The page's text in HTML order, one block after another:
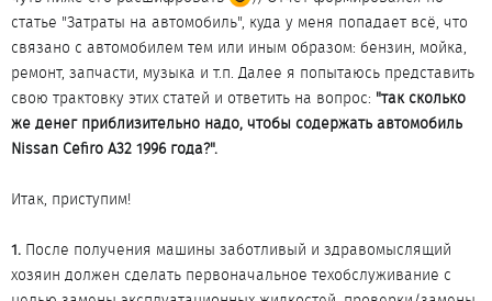
статье "Затраты на автомобиль", куда у меня попадает всё, что
связано с автомобилем тем или иным образом: бензин, мойка,
ремонт, запчасти, музыка и т.п. Далее я попытаюсь представить
свою трактовку этих статей и ответить на вопрос: "так сколько
же денег приблизительно надо, чтобы содержать автомобиль
Nissan Cefiro A32 1996 года?".
Итак, приступим!
1. После получения машины заботливый и здравомыслящий
хозяин должен сделать первоначальное техобслуживание с